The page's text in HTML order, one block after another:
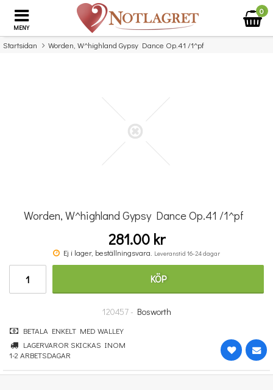
MENY
0
Startsidan Worden, W^highland Gypsy Dance Op.41 /1^pf
Povel vid pianot
Worden, W^highland Gypsy Dance Op.41 /1^pf
281.00 kr
Ej i lager, beställningsvara. Leveranstid 16-24 dagar
KÖP
120457 - Bosworth
BETALA ENKELT MED WALLEY
LAGERVAROR SKICKAS INOM
1-2 ARBETSDAGAR